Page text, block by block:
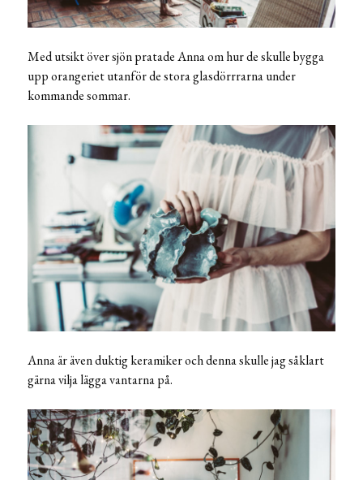
Med utsikt över sjön pratade Anna om hur de skulle bygga
upp orangeriet utanför de stora glasdörrrarna under
kommande sommar.
Anna är även duktig keramiker och denna skulle jag såklart
gärna vilja lägga vantarna på.